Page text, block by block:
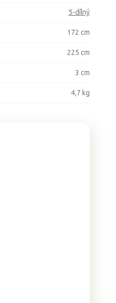
5-dílný
172 cm
225 cm
3 cm
4,7 kg